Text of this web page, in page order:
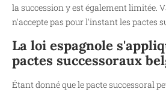
la succession y est également limitée.
n'accepte pas pour l'instant les pactes
La loi espagnole
pactes successoraux
Étant donné que le pacte successoral